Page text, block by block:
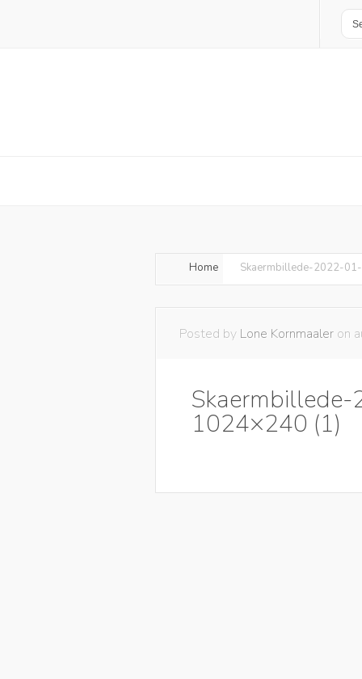
Home Skaermbillede-2022-
Posted by Lone Kornmaaler on
1024×240 (1)